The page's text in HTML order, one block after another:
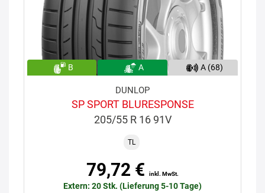
B A A (68)
DUNLOP
SP SPORT BLURESPONSE
205/55 R 16 91V
TL
79,72 € inkl. MwSt.
Extern: 20 Stk. (Lieferung 5-10 Tage)